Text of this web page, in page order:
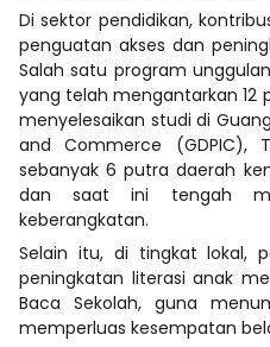
Di sektor pendidikan,
penguatan akses dan
Salah satu program
yang telah mengantarkan 12
menyelesaikan studi di
and Commerce (GDPIC),
sebanyak 6 putra daerah
dan saat ini tengah
keberangkatan.
Selain itu, di tingkat lokal,
peningkatan literasi anak
Baca Sekolah, guna
memperluas kesempatan